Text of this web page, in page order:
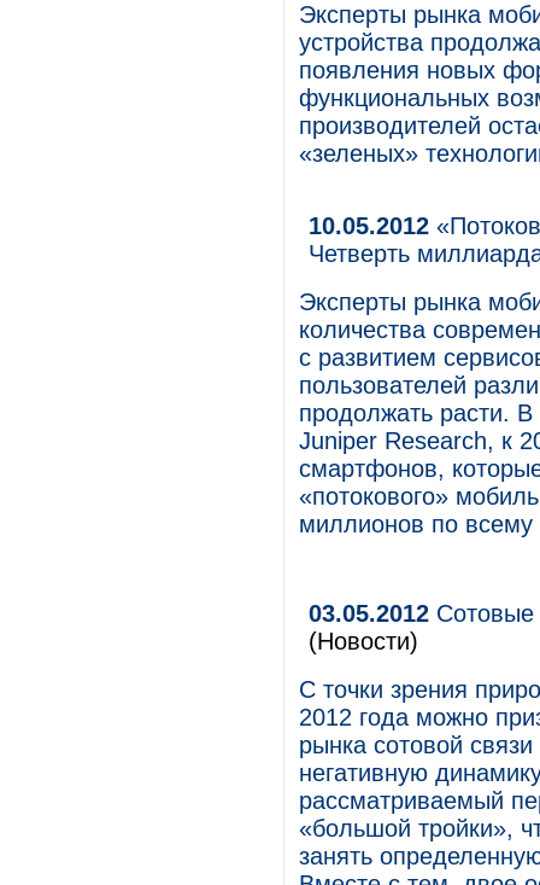
Эксперты рынка
устройства
появления новых
функциональных
производителей
«зеленых»
10.05.2012
Четверть
Эксперты рынка
количества
с развитием
пользователей
продолжать расти.
Juniper Research, к
смартфонов,
«потокового»
миллионов по всему
03.05.2012 Сотовые
(Новости)
С точки зрения
2012 года можно
рынка сотовой
негативную
рассматриваемый
«большой тройки»,
занять